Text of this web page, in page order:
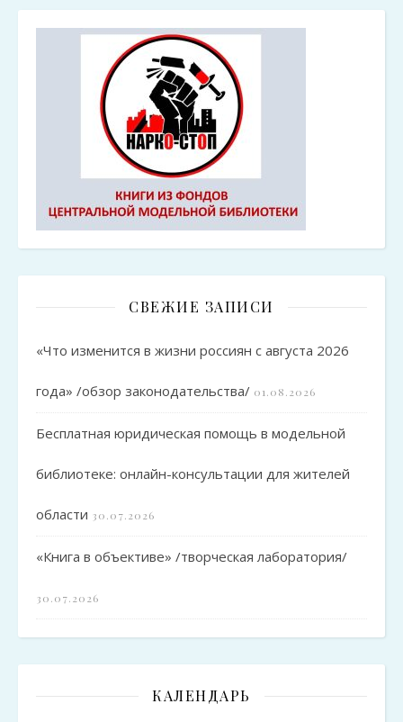
СВЕЖИЕ ЗАПИСИ
«Что изменится в жизни россиян с августа 2026
года» /обзор законодательства/ 01.08.2026
Бесплатная юридическая помощь в модельной
библиотеке: онлайн-консультации для жителей
области 30.07.2026
«Книга в объективе» /творческая лаборатория/
30.07.2026
КАЛЕНДАРЬ